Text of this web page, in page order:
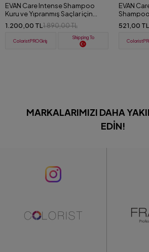
EVAN Care Intense Shampoo
Kuru ve Yıpranmış Saçlar için
Onarıcı Şampuan 300 ml
1.200,00 TL 1.890,00 TL
ColoristPRO Giriş
Shipping To
EVAN
Tuzsuz
ml
521,00 TL
MARKALARIMIZI DAHA
EDIN!